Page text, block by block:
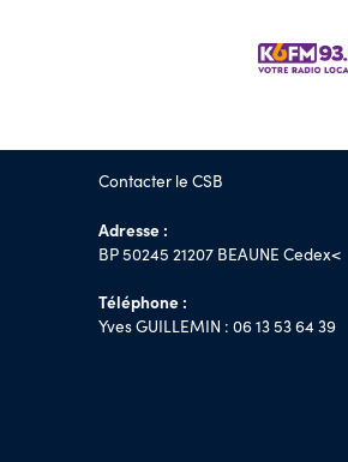
Contacter le CSB
Adresse :
BP 50245 21207 BEAUNE Cedex<
Téléphone :
Yves GUILLEMIN : 06 13 53 64 39